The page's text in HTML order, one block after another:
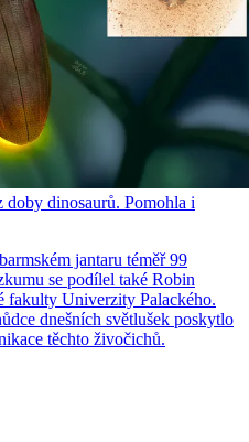
dinosaurů. Pomohla i
jantaru téměř 99
se podílel také Robin
fakulty Univerzity Palackého.
dnešních světlušek poskytlo
těchto živočichů.